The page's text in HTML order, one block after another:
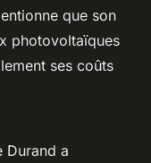
que son
photovoltaïques
ses coûts
Durand a